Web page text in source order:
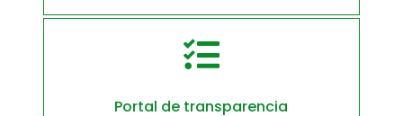

Portal de transparencia